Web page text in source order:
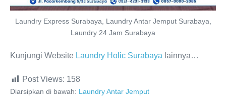
Laundry Express Surabaya, Laundry Antar Jemput Surabaya,
Laundry 24 Jam Surabaya
Kunjungi Website Laundry Holic Surabaya lainnya…
Post Views: 158
Diarsipkan di bawah: Laundry Antar Jemput